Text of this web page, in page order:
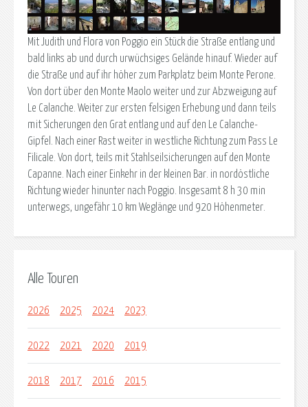
Mit Judith und Flora von Poggio ein Stück die Straße entlang und
bald links ab und durch urwüchsiges Gelände hinauf. Wieder auf
die Straße und auf ihr höher zum Parkplatz beim Monte Perone.
Von dort über den Monte Maolo weiter und zur Abzweigung auf
Le Calanche. Weiter zur ersten felsigen Erhebung und dann teils
mit Sicherungen den Grat entlang und auf den Le Calanche-
Gipfel. Nach einer Rast weiter in westliche Richtung zum Pass Le
Filicale. Von dort, teils mit Stahlseilsicherungen auf den Monte
Capanne. Nach einer Einkehr in der kleinen Bar. in nordöstliche
Richtung wieder hinunter nach Poggio. Insgesamt 8 h 30 min
unterwegs, ungefähr 10 km Weglänge und 920 Höhenmeter.
Alle Touren
2026 2025 2024 2023
2022 2021 2020 2019
2018 2017 2016 2015